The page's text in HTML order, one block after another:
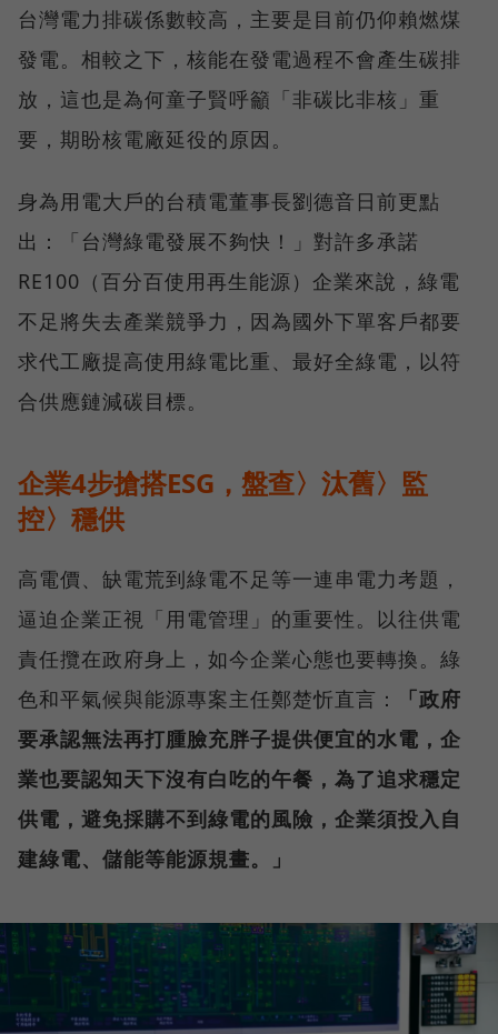
台灣電力排碳係數較高，主要是目前仍仰賴燃煤
發電。相較之下，核能在發電過程不會產生碳排
放，這也是為何童子賢呼籲「非碳比非核」重
要，期盼核電廠延役的原因。
身為用電大戶的台積電董事長劉德音日前更點
出：「台灣綠電發展不夠快！」對許多承諾
RE100（百分百使用再生能源）企業來說，綠電
不足將失去產業競爭力，因為國外下單客戶都要
求代工廠提高使用綠電比重、最好全綠電，以符
合供應鏈減碳目標。
企業4步搶搭ESG，盤查〉汰舊〉監
控〉穩供
高電價、缺電荒到綠電不足等一連串電力考題，
逼迫企業正視「用電管理」的重要性。以往供電
責任攬在政府身上，如今企業心態也要轉換。綠
色和平氣候與能源專案主任鄭楚忻直言：
「政府
要承認無法再打腫臉充胖子提供便宜的水電，企
業也要認知天下沒有白吃的午餐，為了追求穩定
供電，避免採購不到綠電的風險，企業須投入自
建綠電、儲能等能源規畫。」